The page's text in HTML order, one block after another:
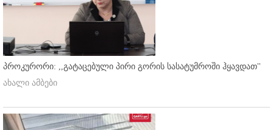
პროკურორი: ,,გატაცებული პირი გორის სასატუმროში ჰყავდათ''
ახალი ამბები